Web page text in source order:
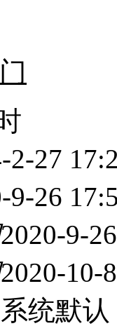
2-27
9-26
2020-9-
2020-10-
统默认